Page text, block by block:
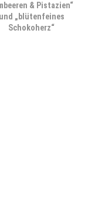
& Pistazien“
und „blütenfeines
Schokoherz“